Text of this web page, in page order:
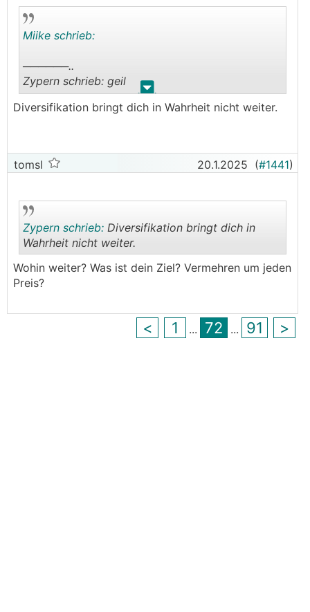
. .
Miike schrieb:
──────..
Zypern schrieb: geil
───────────────
Diversifikation geil.
Diversifikation bringt dich in Wahrheit nicht weiter.
tomsl 20.1.2025 (#1441)
Zypern schrieb: Diversifikation bringt dich in
Wahrheit nicht weiter.
Wohin weiter? Was ist dein Ziel? Vermehren um jeden
Preis?
< 1 ... 72 ... 91 >